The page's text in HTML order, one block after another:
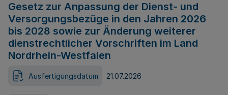
Gesetz zur Anpassung der Dienst- und
Versorgungsbezüge in den Jahren 2026
bis 2028 sowie zur Änderung weiterer
dienstrechtlicher Vorschriften im Land
Nordrhein-Westfalen
Ausfertigungsdatum 21.07.2026